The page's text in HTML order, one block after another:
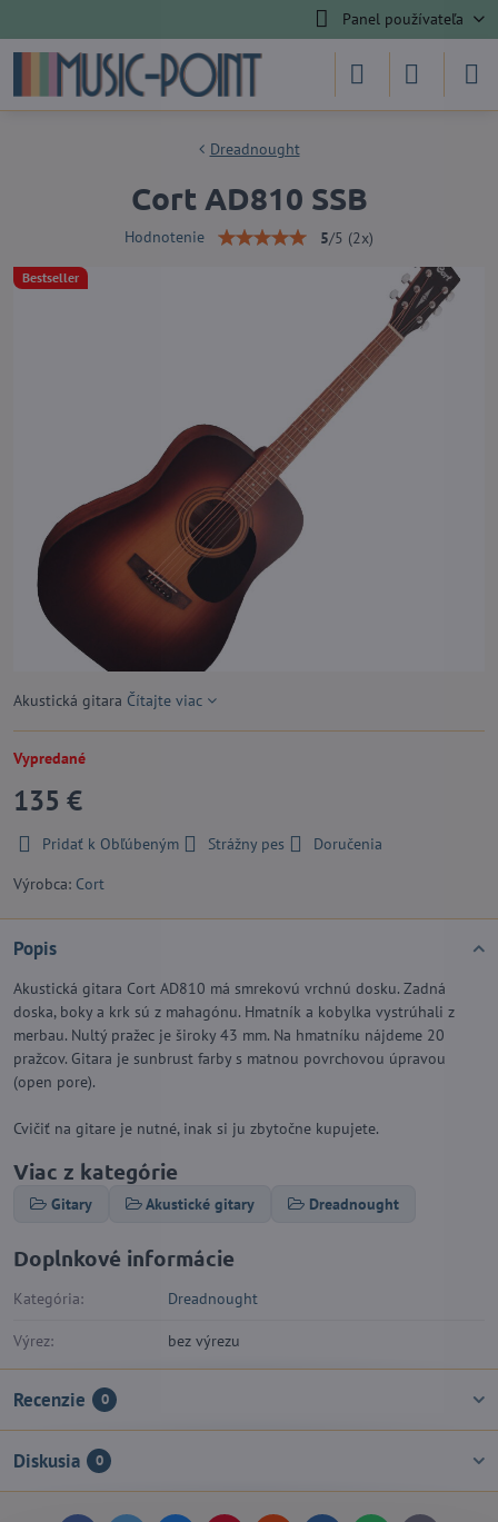
Panel používateľa
Bestseller
Dreadnought
Cort AD810 SSB
Hodnotenie 5/5 (2x)
Akustická gitara Čítajte viac
Vypredané
135 €
Pridať k Obľúbeným Strážny pes
Doručenia
Výrobca: Cort
Popis
Akustická gitara Cort AD810 má smrekovú vrchnú dosku. Zadná
doska, boky a krk sú z mahagónu. Hmatník a kobylka vystrúhali z
merbau. Nultý pražec je široky 43 mm. Na hmatníku nájdeme 20
pražcov. Gitara je sunbrust farby s matnou povrchovou úpravou
(open pore).
Cvičiť na gitare je nutné, inak si ju zbytočne kupujete.
Viac z kategórie
Gitary Akustické gitary Dreadnought
Doplnkové informácie
Kategória: Dreadnought
Výrez: bez výrezu
Recenzie 0
Diskusia 0